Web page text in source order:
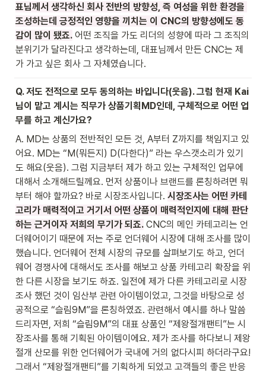
표님께서 생각하신 회사 전반의 방향성, 즉 여성을 위한 환경을
조성하는데 긍정적인 영향을 끼치는 이 CNC의 방향성에도 동
감이 많이 됐죠. 어떤 조직을 가도 리더의 성향에 따라 그 조직의
분위기가 달라진다고 생각하는데, 대표님께서 만든 CNC는 제
가 가고 싶은 회사 그 자체였습니다.
Q. 저도 전적으로 모두 동의하는 바입니다(웃음). 그럼 현재 Kai
님이 맡고 계시는 직무가 상품기획MD인데, 구체적으로 어떤 업
무를 하고 계신가요?
A. MD는 상품의 전반적인 모든 것, A부터 Z까지를 책임지고 있
어요. MD는 “M(뭐든지) D(다한다)” 라는 우스갯소리가 있기
도 해요(웃음). 그럼 지금부터 제가 하고 있는 구체적인 업무에
대해서 소개해드릴께요. 먼저 상품이나 브랜드를 론칭하려면 뭐
부터 해야 할까요? 바로 시장조사입니다. 시장조사는 어떤 카테
고리가 매력적이고 거기서 어떤 상품이 매력적인지에 대해 판단
하는 근거이자 저희의 무기가 되죠. CNC의 메인 카테고리는 언
더웨어이기 때문에 저는 주로 언더웨어 시장에 대해 조사를 많이
했습니다. 언더웨어 전체 시장의 규모를 살펴보기도 하고, 언더
웨어 경쟁사에 대해서도 조사를 해보고 상품 카테고리 확장을 위
한 다른 시장을 보기도 하죠. 일전에 제가 다른 카테고리로 시장
조사 했던 것이 임산부 관련 아이템이었고, 그것을 바탕으로 성
공적으로 “슬림9M”을 론칭하였죠. 관련해서 예시를 하나 말씀
드리자면, 저희 “슬림9M”의 대표 상품인 “제왕절개팬티”는 시
장조사를 통해 기획된 아이템이에요. 제가 조사를 하다보니 제왕
절개 산모를 위한 언더웨어가 국내에 거의 없다시피 하더라구요!
그래서 “제왕절개팬티”를 기획하게 되었고 고객들의 좋은 반응